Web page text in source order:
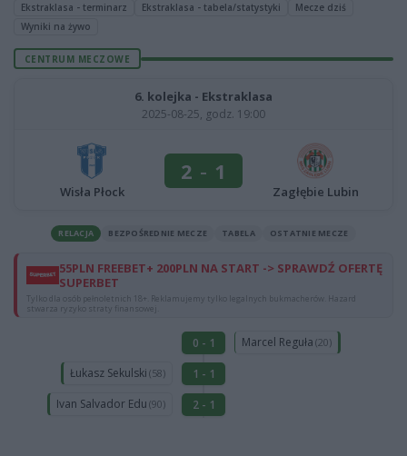
Ekstraklasa - terminarz
Ekstraklasa - tabela/statystyki
Mecze dziś
Wyniki na żywo
CENTRUM MECZOWE
6. kolejka - Ekstraklasa
2025-08-25, godz. 19:00
Wisła Płock
2 - 1
Zagłębie Lubin
RELACJA BEZPOŚREDNIE MECZE TABELA OSTATNIE MECZE
55PLN FREEBET+ 200PLN NA START -> SPRAWDŹ OFERTĘ
SUPERBET
Tylko dla osób pełnoletnich 18+. Reklamujemy tylko legalnych bukmacherów. Hazard
stwarza ryzyko straty finansowej.
0 - 1 Marcel Reguła (20)
Łukasz Sekulski (58)
1 - 1
Ivan Salvador Edu (90) 2 - 1